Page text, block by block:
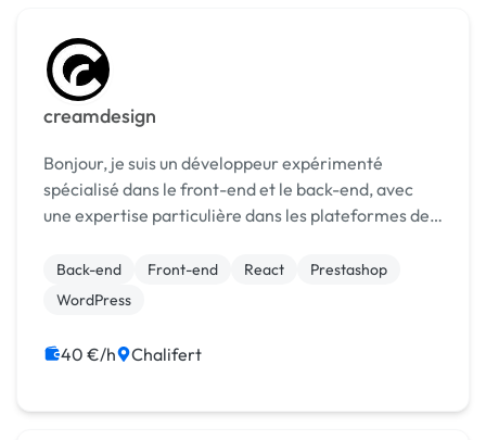
creamdesign
Bonjour, je suis un développeur expérimenté
spécialisé dans le front-end et le back-end, avec
une expertise particulière dans les plateformes de
WordPress. J'ai acquis des compétences solides en
HTML,...
Back-end Front-end React
Prestashop
WordPress
40 €/h Chalifert